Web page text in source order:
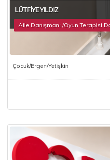
LÜTFIYE YILDIZ
Aile Danışmanı /Oyun Terapisi
Çocuk/Ergen/Yetişkin